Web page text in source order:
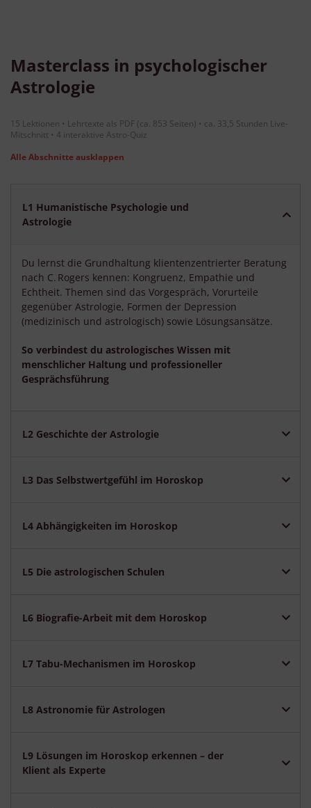
Masterclass in psychologischer
Astrologie
15 Lektionen • Lehrtexte als PDF (ca. 853 Seiten) • ca. 33,5 Stunden Live-
Mitschnitt • 4 interaktive Astro-Quiz
Alle Abschnitte ausklappen
L1 Humanistische Psychologie und
Astrologie
Du lernst die Grundhaltung klientenzentrierter Beratung
nach C. Rogers kennen: Kongruenz, Empathie und
Echtheit. Themen sind das Vorgespräch, Vorurteile
gegenüber Astrologie, Formen der Depression
(medizinisch und astrologisch) sowie Lösungsansätze.
So verbindest du astrologisches Wissen mit
menschlicher Haltung und professioneller
Gesprächsführung
L2 Geschichte der Astrologie
L3 Das Selbstwertgefühl im Horoskop
L4 Abhängigkeiten im Horoskop
L5 Die astrologischen Schulen
L6 Biografie-Arbeit mit dem Horoskop
L7 Tabu-Mechanismen im Horoskop
L8 Astronomie für Astrologen
L9 Lösungen im Horoskop erkennen – der
Klient als Experte
Verwendung genauer Standortdaten
Endgeräteeigenschaften zur Identifikation aktiv abfragen